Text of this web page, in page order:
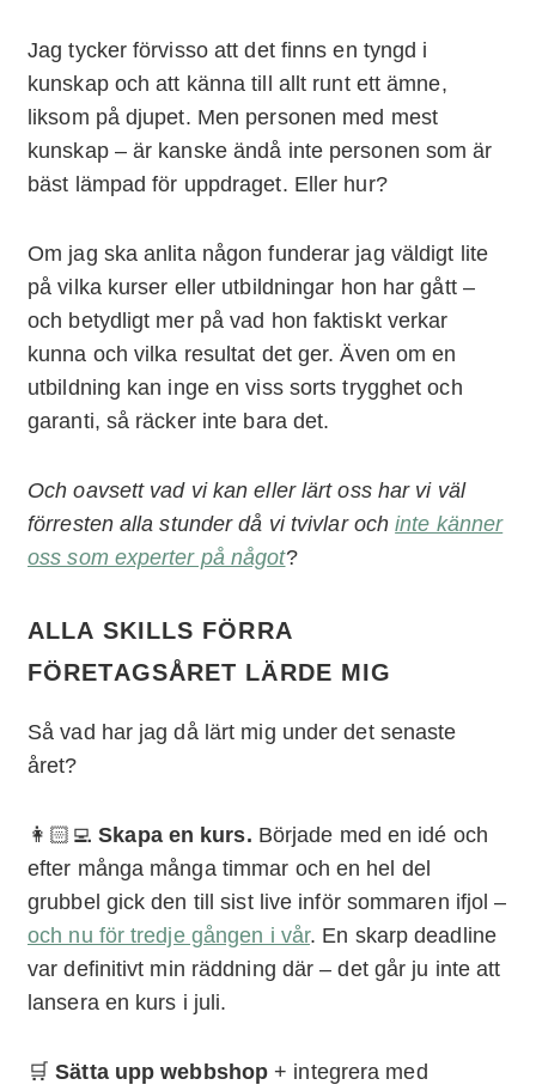
Jag tycker förvisso att det finns en tyngd i
kunskap och att känna till allt runt ett ämne,
liksom på djupet. Men personen med mest
kunskap – är kanske ändå inte personen som är
bäst lämpad för uppdraget. Eller hur?
Om jag ska anlita någon funderar jag väldigt lite
på vilka kurser eller utbildningar hon har gått –
och betydligt mer på vad hon faktiskt verkar
kunna och vilka resultat det ger. Även om en
utbildning kan inge en viss sorts trygghet och
garanti, så räcker inte bara det.
Och oavsett vad vi kan eller lärt oss har vi väl
förresten alla stunder då vi tvivlar ochinte känner
oss som experter på något?
ALLA SKILLS FÖRRA
FÖRETAGSÅRET LÄRDE MIG
Så vad har jag då lärt mig under det senaste
året?
👩🏻‍💻Skapa en kurs. Började med en idé och
efter många många timmar och en hel del
grubbel gick den till sist live inför sommaren ifjol –
och nu för tredje gången i vår. En skarp deadline
var definitivt min räddning där – det går ju inte att
lansera en kurs i juli.
🛒Sätta upp webbshop + integrera med